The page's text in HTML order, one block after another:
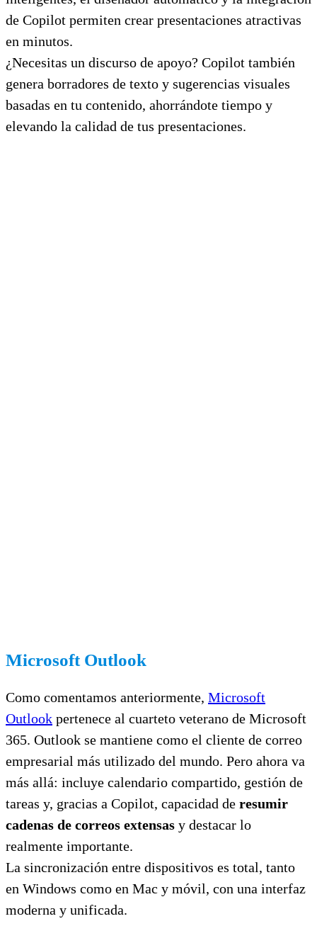
de Copilot permiten crear presentaciones atractivas
en minutos.
¿Necesitas un discurso de apoyo? Copilot también
genera borradores de texto y sugerencias visuales
basadas en tu contenido, ahorrándote tiempo y
elevando la calidad de tus presentaciones.
Microsoft Outlook
Como comentamos anteriormente, Microsoft
Outlook pertenece al cuarteto veterano de Microsoft
365. Outlook se mantiene como el cliente de correo
empresarial más utilizado del mundo. Pero ahora va
más allá: incluye calendario compartido, gestión de
tareas y, gracias a Copilot, capacidad de resumir
cadenas de correos extensas y destacar lo
realmente importante.
La sincronización entre dispositivos es total, tanto
en Windows como en Mac y móvil, con una interfaz
moderna y unificada.